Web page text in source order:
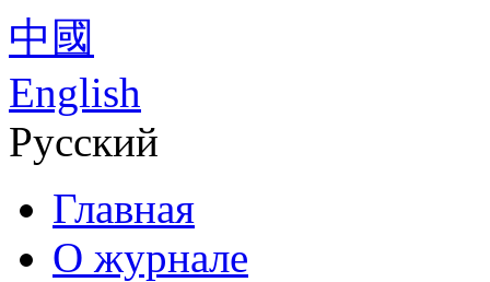
中國
English
Русский
Главная
О журнале